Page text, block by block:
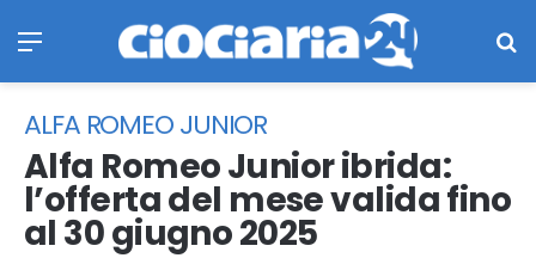
ALFA ROMEO JUNIOR
Alfa Romeo Junior ibrida:
l’offerta del mese valida fino
al 30 giugno 2025